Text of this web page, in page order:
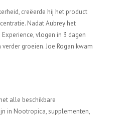
creëerde hij het product
Nadat Aubrey het
vlogen in 3 dagen
groeien. Joe Rogan kwam
alle beschikbare
in Nootropica, supplementen,